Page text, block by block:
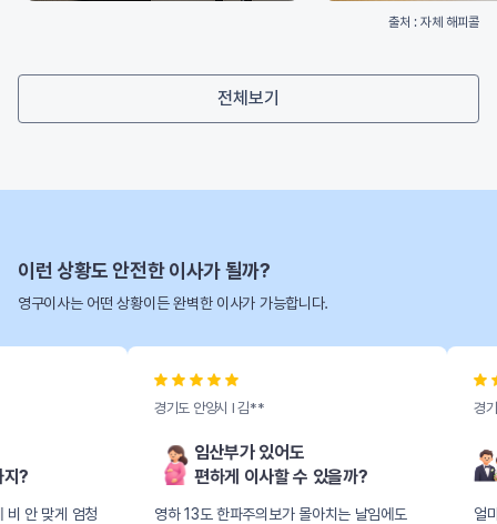
출처 : 자체 해피콜
전체보기
이런 상황도 안전한 이사가 될까?
영구이사는 어떤 상황이든 완벽한 이사가 가능합니다.
임산부가 있어도
편하게 이사할 수 있을까?
영하 13도 한파주의보가 몰아치는 날임에도
신혼부부 첫
어떻게 하지?
얼마 안된 신혼 가전제